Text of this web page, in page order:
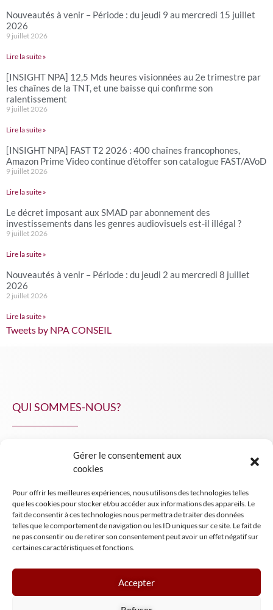
Gérer le consentement aux
cookies
Pour offrir les meilleures expériences, nous utilisons des technologies telles
que les cookies pour stocker et/ou accéder aux informations des appareils. Le
fait de consentir à ces technologies nous permettra de traiter des données
telles que le comportement de navigation ou les ID uniques sur ce site. Le fait de
ne pas consentir ou de retirer son consentement peut avoir un effet négatif sur
certaines caractéristiques et fonctions.
Accepter
Nouveautés à venir – Période : du jeudi 9 au mercredi 15 juillet
2026
9 juillet 2026
Lire la suite »
[INSIGHT NPA] 12,5 Mds heures visionnées au 2e trimestre par
les chaînes de la TNT, et une baisse qui confirme son
ralentissement
9 juillet 2026
Lire la suite »
[INSIGHT NPA] FAST T2 2026 : 400 chaînes francophones,
Amazon Prime Video continue d’étoffer son catalogue FAST/AVoD
9 juillet 2026
Lire la suite »
Le décret imposant aux SMAD par abonnement des
investissements dans les genres audiovisuels est-il illégal ?
9 juillet 2026
Lire la suite »
Nouveautés à venir – Période : du jeudi 2 au mercredi 8 juillet
2026
2 juillet 2026
Lire la suite »
Tweets by NPA CONSEIL
QUI SOMMES-NOUS?
INSIGHT NPA
Mentions légales